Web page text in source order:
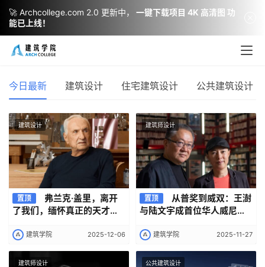
黄龙岘小树咖啡民宿 / 反几建筑
商业与综合建筑
今日最新 建筑设计 住宅建筑设计 公共建筑设计
建筑设计
置顶
弗兰克·盖里，离开
了我们，缅怀真正的天才与
建筑学院 2025-12-06
建筑师设计
置顶
从普奖到威双：王澍
与陆文宇成首位华人威尼斯
喜讯建筑学院 2025-11-27
建筑师设计 公共建筑设计
🚀 Archcollege.com 2.0 更新中，
一键下载项目 4K 高清图 功
能已上线！